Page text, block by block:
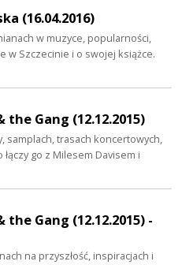
(16.04.2016)
w muzyce, popularności,
w Szczecinie i o swojej książce.
Gang (12.12.2015)
samplach, trasach koncertowych,
go z Milesem Davisem i
Gang (12.12.2015) -
na przyszłość, inspiracjach i